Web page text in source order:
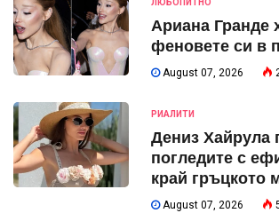
ЛЮБОПИТНО
Ариана Гранде
феновете си в
August 07, 2026
РИАЛИТИ
Дениз Хайрула
погледите с
край гръцкото
August 07, 2026